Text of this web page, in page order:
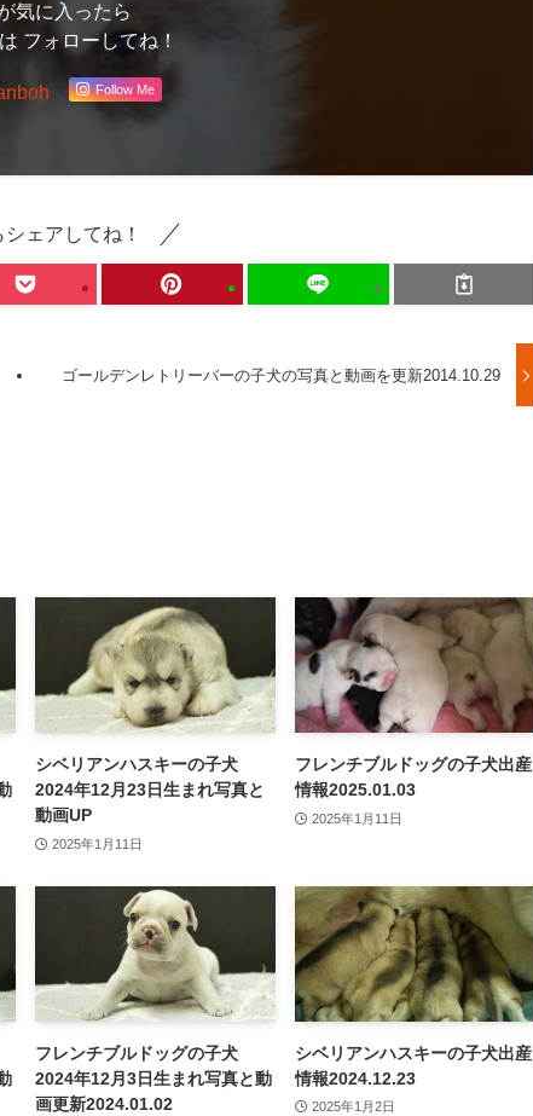
気に入ったら
フォローしてね！
Follow Me
ェアしてね！
ゴールデンレトリーバーの子犬の写真と動画を更新2014.10.29
シベリアンハスキーの子犬
2024年12月23日生まれ写真と
動画UP
2025年1月11日
フレンチブルドッグの子犬出産
情報2025.01.03
2025年1月11日
フレンチブルドッグの子犬
2024年12月3日生まれ写真と動
画更新2024.01.02
シベリアンハスキーの子犬出産
情報2024.12.23
2025年1月2日